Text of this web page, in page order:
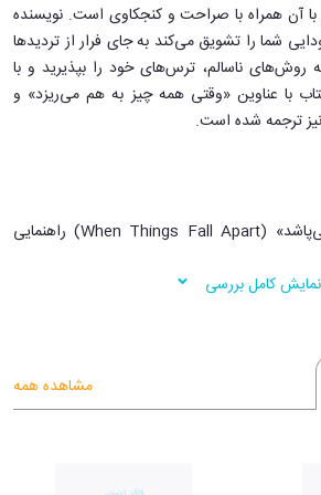
آن همراه با صراحت و کنجکاوی است. نویسنده
شما را تشویق می‌کند به جای فرار از تردیدها
ناسالم، ترس‌های خود را بپذیرید و با
با عناوین «وقتی همه چیز به هم می‌ریزد» و
ترجمه شده است.
«وقتی همه‌چیز از هم می‌پاشد» (When Things Fall Apart) راهنمایی
تکیه بر آموزه‌های بودایی در این کتاب نشان
امنیت، کنترل زندگی یا شادی مداوم،
تا در زمان حال و با ناراحتی حضور داشته باشند و
به سوی آگاهی عمیق‌تر و آزادی درونی ببینند.
نمایش کامل بررسی
مشاهده همه